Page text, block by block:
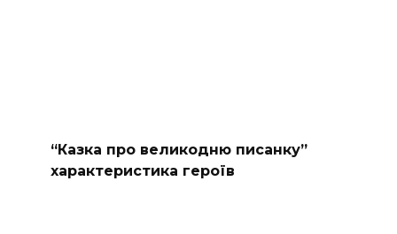
“Казка про великодню писанку”
характеристика героїв